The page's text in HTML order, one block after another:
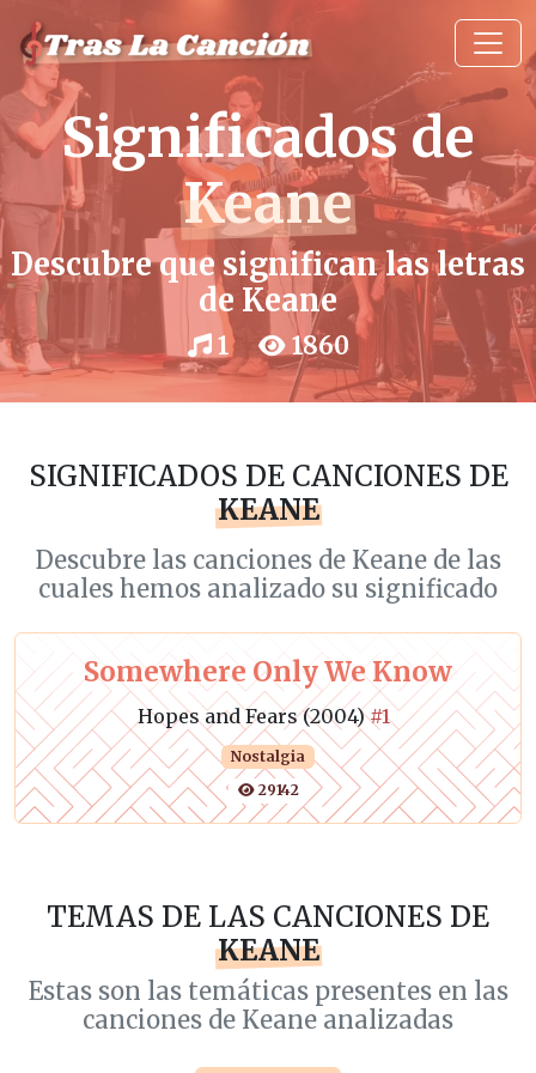
Significados de
Keane
Descubre que significan las letras
de Keane
1 1860
SIGNIFICADOS DE CANCIONES DE
KEANE
Descubre las canciones de Keane de las
cuales hemos analizado su significado
Somewhere Only We Know
Hopes and Fears (2004)#1
Nostalgia
29142
TEMAS DE LAS CANCIONES DE
KEANE
Estas son las temáticas presentes en las
canciones de Keane analizadas